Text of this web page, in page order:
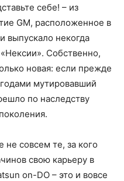
себе! – из
GM, расположенное в
выпускало некогда
Собственно,
новая: если прежде
мутировавший
по наследству
совсем те, за кого
свою карьеру в
on-DO – это и вовсе